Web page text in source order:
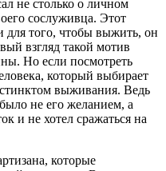
не столько о личном
сослуживца. Этот
того, чтобы выжить, он
взгляд такой мотив
Но если посмотреть
который выбирает
выживания. Ведь
не его желанием, а
и не хотел сражаться на
которые